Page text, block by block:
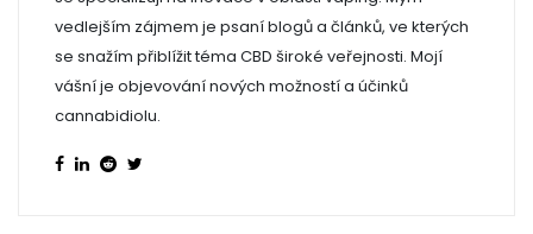
vedlejším zájmem je psaní blogů a článků, ve kterých
se snažím přiblížit téma CBD široké veřejnosti. Mojí
vášní je objevování nových možností a účinků
cannabidiolu.